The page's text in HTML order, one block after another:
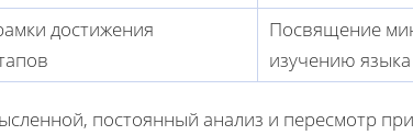
достижения
Посвящение
изучению языка
постоянный анализ и пересмотр